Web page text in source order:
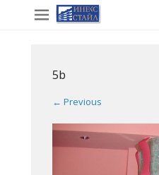
5b
← Previous